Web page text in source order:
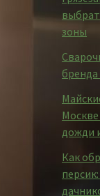
зоны
дожди
Как